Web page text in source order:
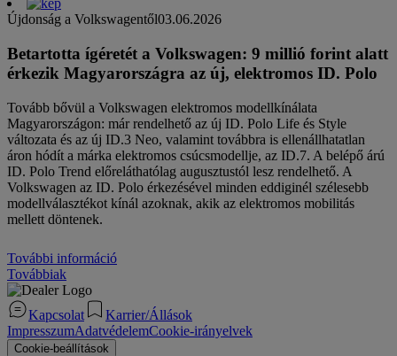
Újdonság a Volkswagentől03.06.2026
Betartotta ígéretét a Volkswagen: 9 millió forint alatt
érkezik Magyarországra az új, elektromos ID. Polo
Tovább bővül a Volkswagen elektromos modellkínálata
Magyarországon: már rendelhető az új ID. Polo Life és Style
változata és az új ID.3 Neo, valamint továbbra is ellenállhatatlan
áron hódít a márka elektromos csúcsmodellje, az ID.7. A belépő árú
ID. Polo Trend előreláthatólag augusztustól lesz rendelhető. A
Volkswagen az ID. Polo érkezésével minden eddiginél szélesebb
modellválasztékot kínál azoknak, akik az elektromos mobilitás
mellett döntenek.
További információ
Továbbiak
Kapcsolat
Karrier/Állások
ImpresszumAdatvédelemCookie-irányelvek
Cookie-beállítások